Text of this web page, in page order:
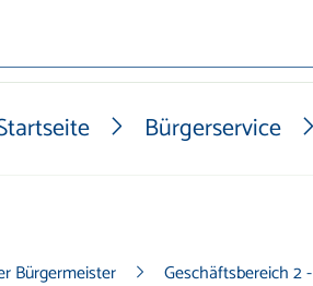
Bürgerservice
Bürgermeister Geschäftsbereich 2